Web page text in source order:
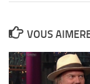
VOUS